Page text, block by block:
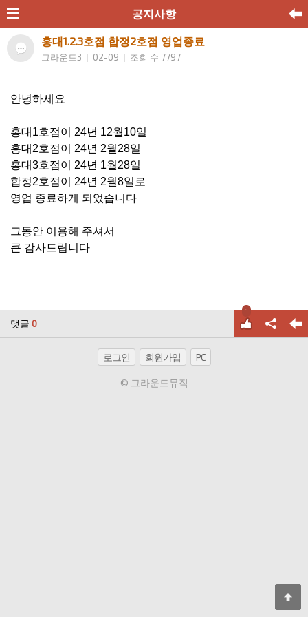
공지사항
홍대1.2.3호점 합정2호점 영업종료
그라운드3 02-09 조회 수 7797
안녕하세요
홍대1호점이 24년 12월10일
홍대2호점이 24년 2월28일
홍대3호점이 24년 1월28일
합정2호점이 24년 2월8일로
영업 종료하게 되었습니다
그동안 이용해 주셔서
큰 감사드립니다
댓글 0
1
로그인 회원가입 PC
© 그라운드뮤직